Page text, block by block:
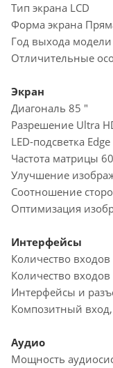
Тип экрана LCD
Форма экрана
Год выхода
Отличительные
Экран
Диагональ 85 "
Разрешение Ultra
LED-подсветка Edge
Частота матрицы
Улучшение
Соотношение
Оптимизация
Интерфейсы
Количество входов
Количество входов
Интерфейсы и
Композитный
Аудио
Мощность